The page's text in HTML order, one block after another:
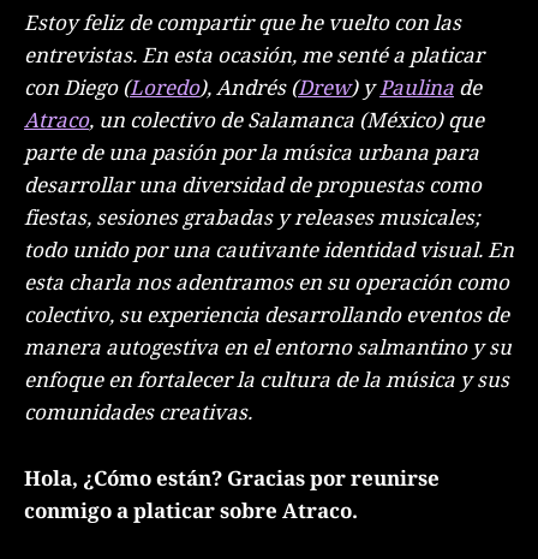
Estoy feliz de compartir que he vuelto con las
entrevistas. En esta ocasión, me senté a platicar
con Diego (Loredo), Andrés (Drew) yPaulina de
Atraco, un colectivo de Salamanca (México) que
parte de una pasión por la música urbana para
desarrollar una diversidad de propuestas como
fiestas, sesiones grabadas y releases musicales;
todo unido por una cautivante identidad visual. En
esta charla nos adentramos en su operación como
colectivo, su experiencia desarrollando eventos de
manera autogestiva en el entorno salmantino y su
enfoque en fortalecer la cultura de la música y sus
comunidades creativas.
Hola, ¿Cómo están? Gracias por reunirse
conmigo a platicar sobre Atraco.